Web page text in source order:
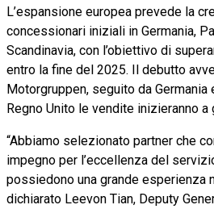
L’espansione europea prevede la
concessionari iniziali in Germania,
Scandinavia, con l’obiettivo di
entro la fine del 2025. Il debutto
Motorgruppen, seguito da Germania
Regno Unito le vendite inizieranno a
“Abbiamo selezionato partner che
impegno per l’eccellenza del
possiedono una grande esperienza
dichiarato Leevon Tian, Deputy